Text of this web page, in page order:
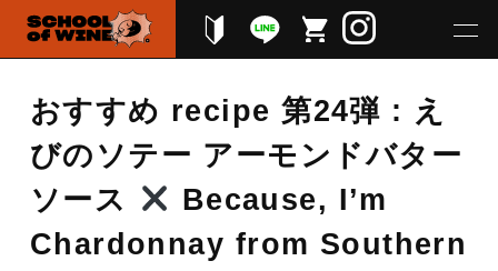
おすすめ recipe 第24弾 : え
びのソテー アーモンドバター
ソース
Because, I’m
Chardonnay from Southern